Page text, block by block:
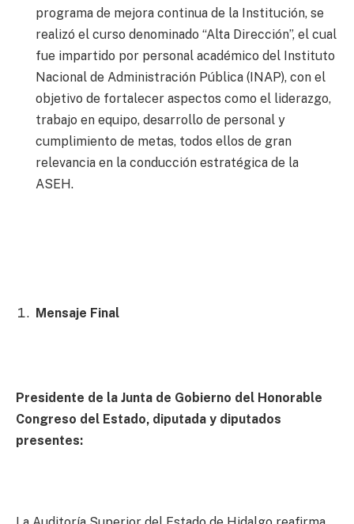
programa de mejora continua de la Institución, se
realizó el curso denominado “Alta Dirección”, el cual
fue impartido por personal académico del Instituto
Nacional de Administración Pública (INAP), con el
objetivo de fortalecer aspectos como el liderazgo,
trabajo en equipo, desarrollo de personal y
cumplimiento de metas, todos ellos de gran
relevancia en la conducción estratégica de la
ASEH.
Mensaje Final
Presidente de la Junta de Gobierno del Honorable
Congreso del Estado, diputada y diputados
presentes: